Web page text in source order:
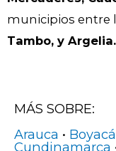
municipios entre
Tambo, y Argelia.
MÁS SOBRE:
Arauca • Boyacá
Cundinamarca